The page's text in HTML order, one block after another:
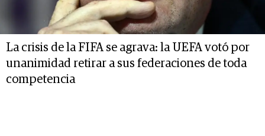
La crisis de la FIFA se agrava: la UEFA votó por
unanimidad retirar a sus federaciones de toda
competencia